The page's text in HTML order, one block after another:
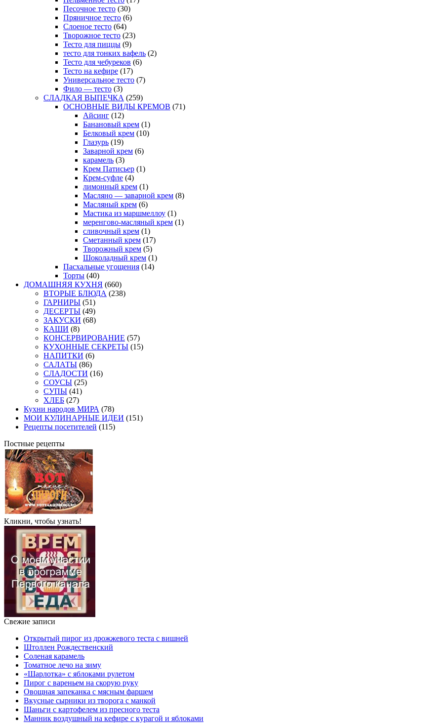
Песочное тесто (30)
Пряничное тесто (6)
Слоеное тесто (64)
Творожное тесто (23)
Тесто для пиццы (9)
тесто для тонких вафель (2)
Тесто для чебуреков (6)
Тесто на кефире (17)
Универсальное тесто (7)
Фило — тесто (3)
СЛАДКАЯ ВЫПЕЧКА (259)
ОСНОВНЫЕ ВИДЫ КРЕМОВ (71)
Айсинг (12)
Банановый крем (1)
Белковый крем (10)
Глазурь (19)
Заварной крем (6)
карамель (3)
Крем Патисьер (1)
Крем-суфле (4)
лимонный крем (1)
Масляно — заварной крем (8)
Масляный крем (6)
Мастика из маршмеллоу (1)
меренгово-масляный крем (1)
сливочный крем (1)
Сметанный крем (17)
Творожный крем (5)
Шоколадный крем (1)
Пасхальные угощения (14)
Торты (40)
ДОМАШНЯЯ КУХНЯ (660)
ВТОРЫЕ БЛЮДА (238)
ГАРНИРЫ (51)
ДЕСЕРТЫ (49)
ЗАКУСКИ (68)
КАШИ (8)
КОНСЕРВИРОВАНИЕ (57)
КУХОННЫЕ СЕКРЕТЫ (15)
НАПИТКИ (6)
САЛАТЫ (86)
СЛАДОСТИ (16)
СОУСЫ (25)
СУПЫ (41)
ХЛЕБ (27)
Кухни народов МИРА (78)
МОИ КУЛИНАРНЫЕ ИДЕИ (151)
Рецепты посетителей (115)
Постные рецепты
Кликни, чтобы узнать!
Свежие записи
Открытый пирог из дрожжевого теста с вишней
Штоллен Рождественский
Соленая карамель
Томатное лечо на зиму
«Шарлотка» с яблоками рулетом
Пирог с вареньем на скорую руку
Овощная запеканка с мясным фаршем
Вкусные сырники из творога с манкой
Шаньги с картофелем из пресного теста
Манник воздушный на кефире с курагой и яблоками